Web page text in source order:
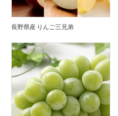
長野県産 りんご三兄弟